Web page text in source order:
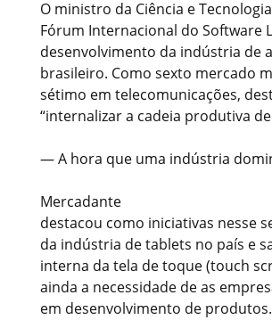
O ministro da Ciência e
Fórum Internacional do Software
desenvolvimento da indústria de
brasileiro. Como sexto mercado
sétimo em telecomunicações,
“internalizar a cadeia produtiva de
— A hora que uma indústria
Mercadante
destacou como iniciativas nesse
da indústria de tablets no país e
interna da tela de toque (touch
ainda a necessidade de as
em desenvolvimento de produtos.